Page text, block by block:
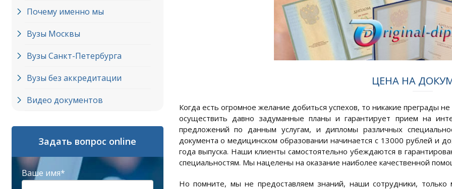
Почему именно мы
Вузы Москвы
Вузы Cанкт-Петербурга
Вузы без аккредитации
Видео документов
Задать вопрос online
Ваше имя*
ЦЕНА НА
Когда есть огромное желание добиться успехов, то никакие преграды
осуществить давно задуманные планы и гарантирует прием на
предложений по данным услугам, и дипломы различных
документа о медицинском образовании начинается с 13000 рублей и
года выпуска. Наши клиенты самостоятельно убеждаются в
специальностям. Мы нацелены на оказание наиболее качественной
Но помните, мы не предоставляем знаний, наши сотрудники,